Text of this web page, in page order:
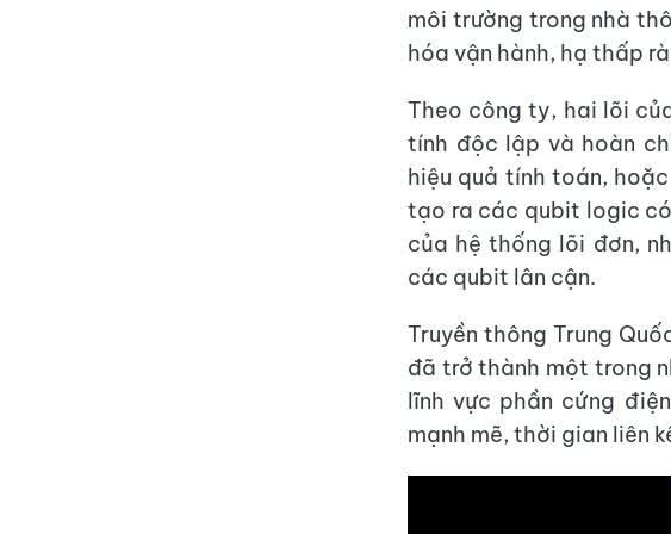
môi trường trong nhà
hóa vận hành, hạ thấp
Theo công ty, hai lõi
tính độc lập và hoàn
hiệu quả tính toán,
tạo ra các qubit logic
của hệ thống lõi đơn,
các qubit lân cận.
Truyền thông Trung
đã trở thành một trong
lĩnh vực phần cứng
mạnh mẽ, thời gian liên